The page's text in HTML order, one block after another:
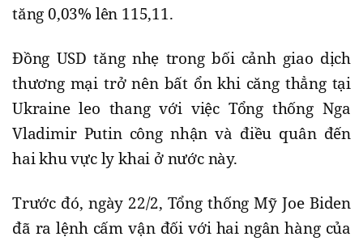
tăng 0,03% lên 115,11.
Đồng USD tăng nhẹ trong bối cảnh giao dịch
thương mại trở nên bất ổn khi căng thẳng tại
Ukraine leo thang với việc Tổng thống Nga
Vladimir Putin công nhận và điều quân đến
hai khu vực ly khai ở nước này.
Trước đó, ngày 22/2, Tổng thống Mỹ Joe Biden
đã ra lệnh cấm vận đối với hai ngân hàng của